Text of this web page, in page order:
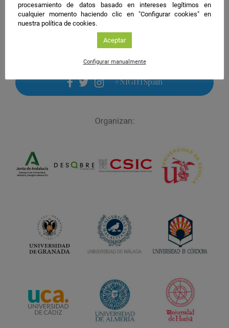
Calendar
facebook
twitter
instagram
#NIGHTSpain
procesamiento de datos basado en intereses legítimos en
cualquier momento haciendo clic en "Configurar cookies" en
nuestra política de cookies.
Aceptar
Configurar manualmente